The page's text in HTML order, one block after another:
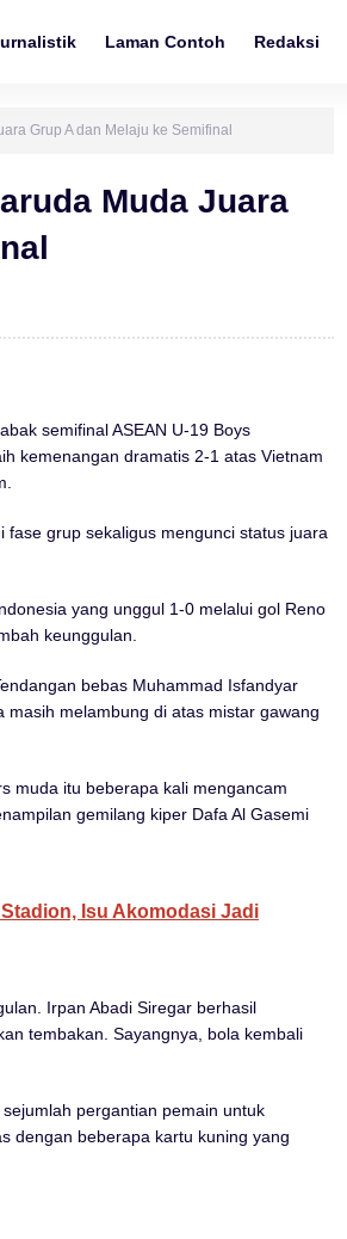
Laman Contoh Redaksi
Grup A dan Melaju ke Semifinal
Muda Juara
semifinal ASEAN U-19 Boys
kemenangan dramatis 2-1 atas Vietnam
grup sekaligus mengunci status juara
yang unggul 1-0 melalui gol Reno
keunggulan.
bebas Muhammad Isfandyar
masih melambung di atas mistar gawang
muda itu beberapa kali mengancam
gemilang kiper Dafa Al Gasemi
Isu Akomodasi Jadi
Irpan Abadi Siregar berhasil
tembakan. Sayangnya, bola kembali
pergantian pemain untuk
dengan beberapa kartu kuning yang